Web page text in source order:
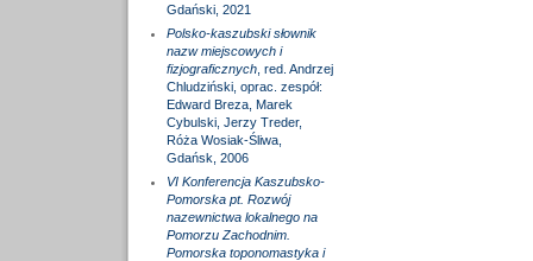
Gdański, 2021
Polsko-kaszubski słownik
nazw miejscowych i
fizjograficznych, red. Andrzej
Chludziński, oprac. zespół:
Edward Breza, Marek
Cybulski, Jerzy Treder,
Róża Wosiak-Śliwa,
Gdańsk, 2006
VI Konferencja Kaszubsko-
Pomorska pt. Rozwój
nazewnictwa lokalnego na
Pomorzu Zachodnim.
Pomorska toponomastyka i